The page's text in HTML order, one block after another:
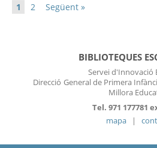
1 2 Següent »
BIBLIOTEQUES
Servei d'Innovació
Direcció General de Primera
Millora
Tel. 971 177781
mapa
|